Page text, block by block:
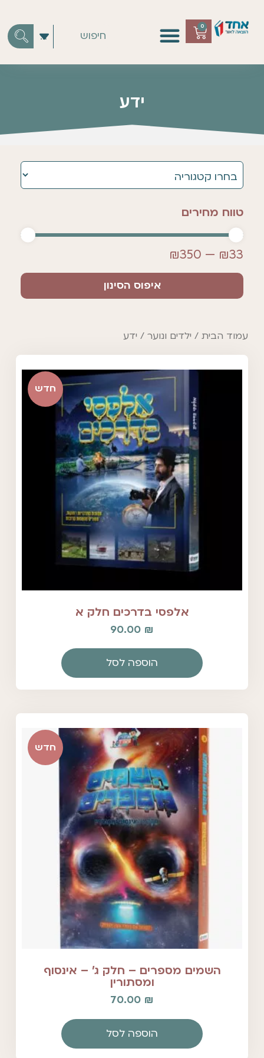
0
ידע
טווח מחירים
₪33
—
₪350
איפוס הסינון
עמוד הבית/ ילדים ונוער/ ידע
חדש
אלפסי בדרכים חלק א
90.00 ₪
הוספה לסל
חדש
השמים מספרים – חלק ג' – אינסוף
ומסתורין
70.00 ₪
הוספה לסל